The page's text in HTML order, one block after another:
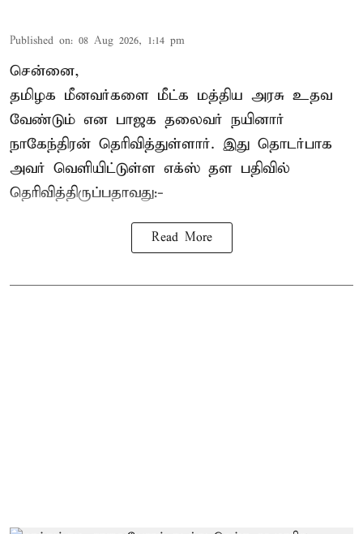
Published on: 08 Aug 2026, 1:14 pm
சென்னை,
தமிழக மீனவர்களை மீட்க மத்திய அரசு உதவ
வேண்டும் என பாஜக தலைவர் நயினார்
நாகேந்திரன் தெரிவித்துள்ளார். இது தொடர்பாக
அவர் வெளியிட்டுள்ள எக்ஸ் தள பதிவில்
தெரிவித்திருப்பதாவது:-
Read More